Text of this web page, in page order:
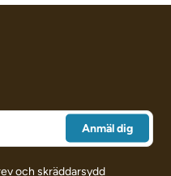
och skräddarsydd